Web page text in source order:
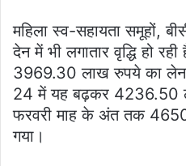
महिला स्व-सहायता समूहों,
देन में भी लगातार वृद्धि हो
3969.30 लाख रुपये का
24 में यह बढ़कर 4236.50
फरवरी माह के अंत तक
गया।